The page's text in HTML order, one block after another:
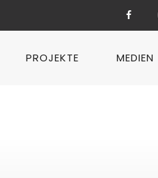
PROJEKTE MEDIEN